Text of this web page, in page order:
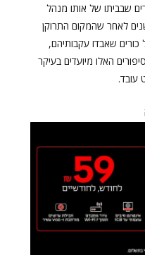
שבביתו של אותו מנהל
לאחר שהמקום התרוקן
כורים שאבדו עקבותיהם,
האלו מיועדים בעיקר
עובד.